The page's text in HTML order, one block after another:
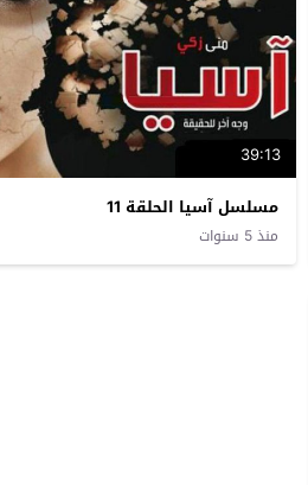
39:13
مسلسل آسيا الحلقة 11
منذ 5 سنوات